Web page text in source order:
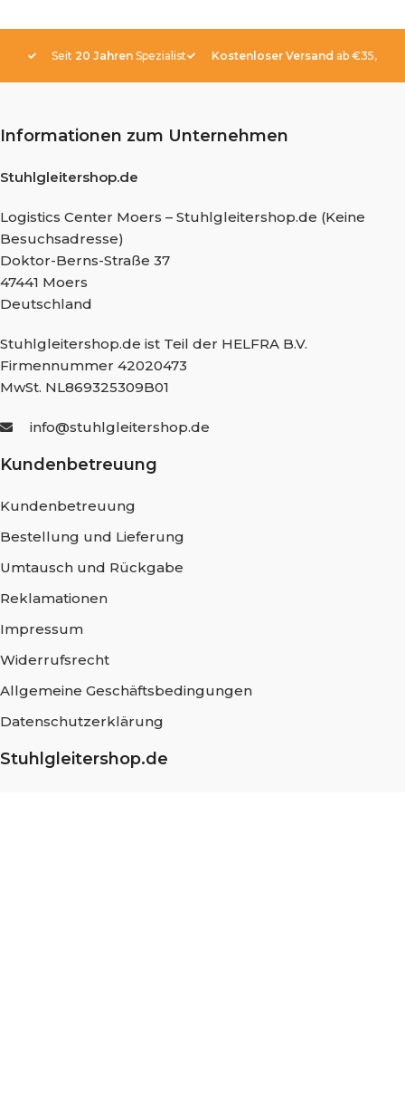
Seit 20 Jahren Spezialist Kostenloser Versand ab €35,-
Informationen zum Unternehmen
Stuhlgleitershop.de
Logistics Center Moers – Stuhlgleitershop.de (Keine
Besuchsadresse)
Doktor-Berns-Straße 37
47441 Moers
Deutschland
Stuhlgleitershop.de ist Teil der HELFRA B.V.
Firmennummer 42020473
MwSt. NL869325309B01
info@stuhlgleitershop.de
Kundenbetreuung
Kundenbetreuung
Bestellung und Lieferung
Umtausch und Rückgabe
Reklamationen
Impressum
Widerrufsrecht
Allgemeine Geschäftsbedingungen
Datenschutzerklärung
Stuhlgleitershop.de